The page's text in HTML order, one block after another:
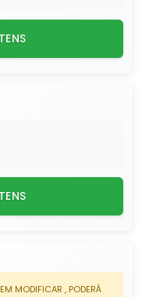
MODIFICAR , PODERÁ